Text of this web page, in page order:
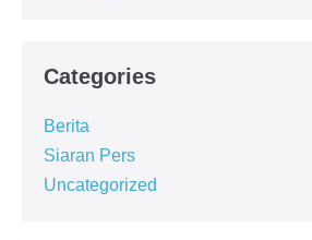
Categories
Berita
Siaran Pers
Uncategorized